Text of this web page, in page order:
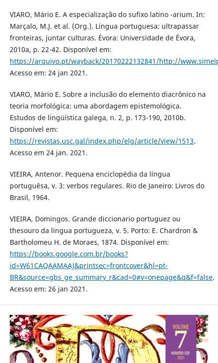
VIARO, Mário E. A especialização do sufixo latino -arium. In:
Marçalo, M.J. et al. (Org.). Língua portuguesa: ultrapassar
fronteiras, juntar culturas. Évora: Universidade de Évora,
2010a, p. 22-42. Disponível em:
https://arquivo.pt/wayback/20170222132841/http://
Acesso em: 24 jan 2021.
VIARO, Mário E. Sobre a inclusão do elemento diacrônico na
teoria morfológica: uma abordagem epistemológica.
Estudos de lingüística galega, n. 2, p. 173-190, 2010b.
Disponível em:
https://revistas.usc.gal/index.php/elg/article/view/1513.
Acesso em 24 jan. 2021.
VIEIRA, Antenor. Pequena enciclopédia da língua
portuguêsa, v. 3: verbos regulares. Rio de Janeiro: Livros do
Brasil, 1964.
VIEIRA, Domingos. Grande diccionario portuguez ou
thesouro da lingua portugueza, v. 5. Porto: E. Chardron &
Bartholomeu H. de Moraes, 1874. Disponível em:
https://books.google.com.br/books?
id=W61CAQAAMAAJ&printsec=frontcover&hl=pt-
BR&source=gbs_ge_summary_r&cad=0#v=onepage&q&f=false.
Acesso em: 26 jan 2021.